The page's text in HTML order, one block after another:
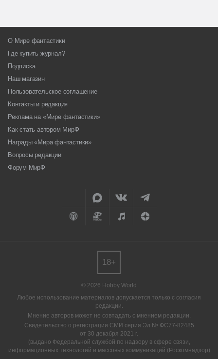
О Мире фантастики
Где купить журнал?
Подписка
Наш магазин
Пользовательское соглашение
Контакты и редакция
Реклама на «Мире фантастики»
Как стать автором МирФ
Награды «Мира фантастики»
Вопросы редакции
Форум МирФ
© 2026 Hobby World
Любое использование материалов допускается только с согласия
редакции.
Мнение авторов может не совпадать с мнением редакции.
Свидетельство о регистрации СМИ серия Эл № ФС77-82485
от 30 декабря 2021 г.
(выдано Федеральной службой по надзору в сфере связи,
информационных технологий и массовых коммуникаций (Роскомнадзор)
18+